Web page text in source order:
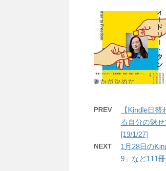
PREV
【Kindle日
る自分の魅
[19/1/27]
NEXT
1月28日の
9」など111冊